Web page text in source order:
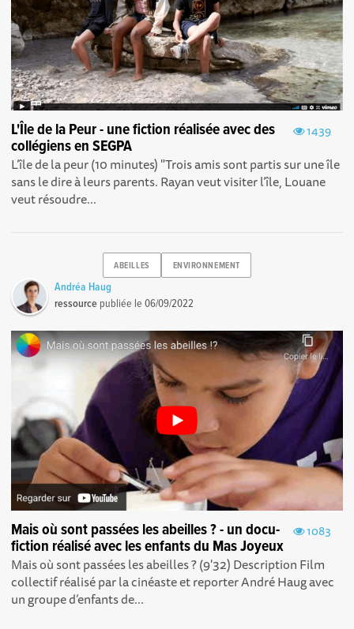
1439
L'Île de la Peur - une fiction réalisée avec des
collégiens en SEGPA
L’île de la peur (10 minutes) "Trois amis sont partis sur une île
sans le dire à leurs parents. Rayan veut visiter l’île, Louane
veut résoudre...
ABEILLES ENVIRONNEMENT
Andréa Haug
ressource publiée le06/09/2022
1083
Mais où sont passées les abeilles ? - un docu-
fiction réalisé avec les enfants du Mas Joyeux
Mais où sont passées les abeilles ? (9'32) Description Film
collectif réalisé par la cinéaste et reporter André Haug avec
un groupe d’enfants de...